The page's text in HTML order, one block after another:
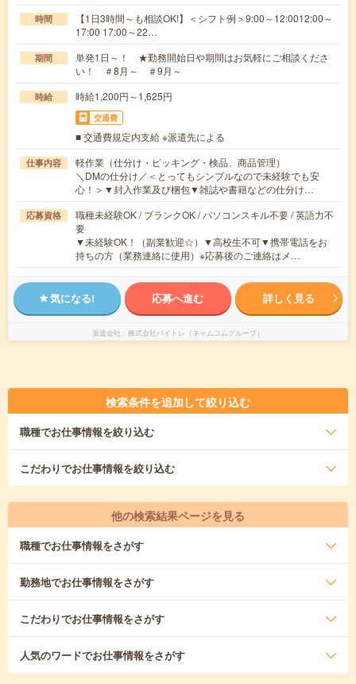
時間
【1日3時間～も相談OK!】＜シフト例＞9:00～12:0012:00～
17:00 17:00～22…
期間
単発1日～！ ★勤務開始日や期間はお気軽にご相談くださ
い！ ＃8月～ ＃9月～
時給 時給1,200円～1,625円
交通費
■ 交通費規定内支給 ※派遣先による
仕事内容
軽作業（仕分け・ピッキング・検品、商品管理）
＼DMの仕分け／＜とってもシンプルなので未経験でも安
心！＞▼封入作業及び梱包▼雑誌や書籍などの仕分け…
応募資格
職種未経験OK / ブランクOK / パソコンスキル不要 / 英語力不
要
▼未経験OK！（副業歓迎☆）▼高校生不可▼携帯電話をお
持ちの方（業務連絡に使用）※応募後のご連絡はメ…
気になる! 応募へ進む 詳しく見る
派遣会社 株式会社バイトレ（キャムコムグループ）
検索条件を追加して絞り込む
職種でお仕事情報を絞り込む
こだわりでお仕事情報を絞り込む
他の検索結果ページを見る
職種でお仕事情報をさがす
勤務地でお仕事情報をさがす
こだわりでお仕事情報をさがす
人気のワードでお仕事情報をさがす